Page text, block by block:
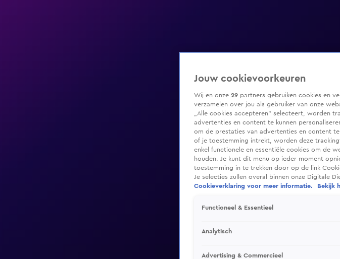
Jouw cookievoorkeuren
Wij en onze 29 partners gebruiken cookies en
verzamelen over jou als gebruiker van onze
„Alle cookies accepteren” selecteert, worden
advertenties en content te kunnen
om de prestaties van advertenties en content
of je toestemming intrekt, worden deze
enkel functionele en essentiële cookies om de
houden. Je kunt dit menu op ieder moment
toestemming in te trekken door op de link
Je selecties zullen overal binnen onze Digitale
Cookieverklaring voor meer informatie.
Bekijk
Functioneel & Essentieel
Analytisch
Advertising & Commercieel